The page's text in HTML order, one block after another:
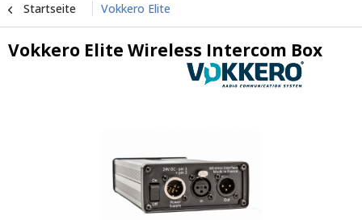
Startseite Vokkero Elite
Components/Session/PdoSessionHandler.php(291):
production_201707131430/proxies/
Shopware/Components/Session/PdoSessionHandler.php
Vokkero Elite Wireless Intercom Box